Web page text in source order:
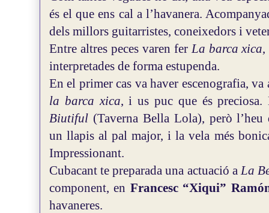
és el que ens cal a l’havanera.
dels millors guitarristes, coneixedors i
Entre altres peces varen ferLa barca xica
interpretades de forma estupenda.
En el primer cas va haver escenografia,
la barca xica, i us puc que és preciosa.
Biutiful (Taverna Bella Lola), però l’heu
un llapis al pal major, i la vela més
Impressionant.
Cubacant te preparada una actuació aLa
component, en Francesc “Xiqui”
havaneres.